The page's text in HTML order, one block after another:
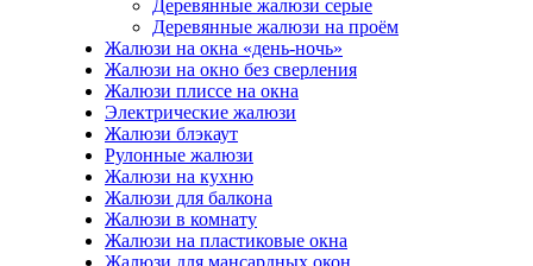
Деревянные жалюзи серые
Деревянные жалюзи на проём
Жалюзи на окна «день-ночь»
Жалюзи на окно без сверления
Жалюзи плиссе на окна
Электрические жалюзи
Жалюзи блэкаут
Рулонные жалюзи
Жалюзи на кухню
Жалюзи для балкона
Жалюзи в комнату
Жалюзи на пластиковые окна
Жалюзи для мансардных окон